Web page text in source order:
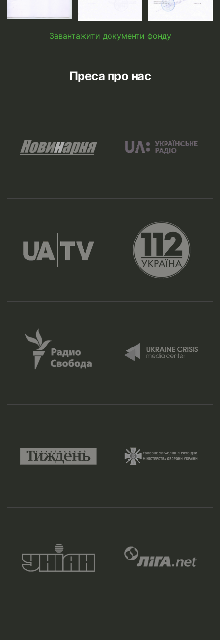
Завантажити документи фонду
Преса про нас